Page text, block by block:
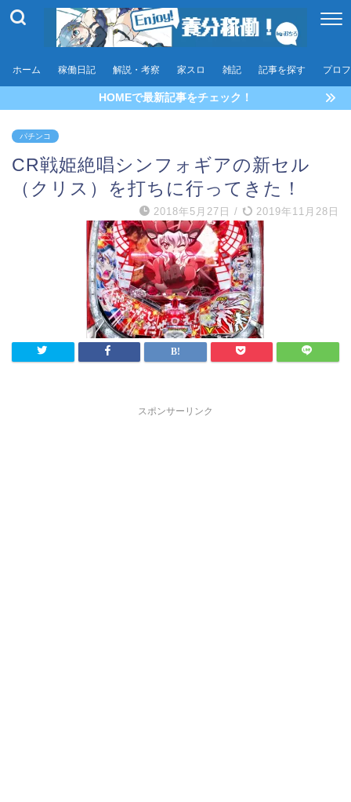
ホーム 稼働日記 解説・考察 家スロ 雑記 記事を探す プロ
HOMEで最新記事をチェック！
パチンコ
CR戦姫絶唱シンフォギアの新セル
（クリス）を打ちに行ってきた！
2018年5月27日 / 2019年11月28日
スポンサーリンク